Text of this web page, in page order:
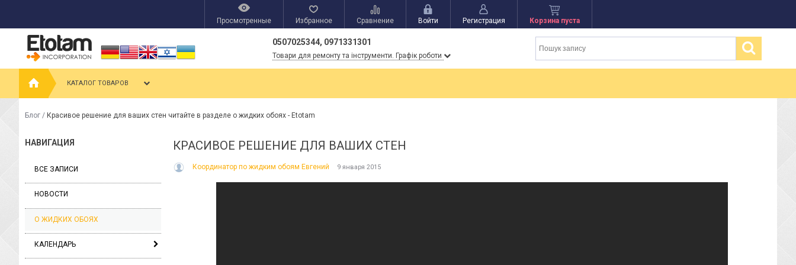
Просмотренные Избранное Сравнение Войти Регистрация Корзина пуста
0507025344, 0971331301
Товари для ремонту та інструменти. Графік роботи
КАТАЛОГ ТОВАРОВ
Блог / Красивое решение для ваших стен читайте в разделе о жидких обоях - Etotam
НАВИГАЦИЯ
ВСЕ ЗАПИСИ
НОВОСТИ
О ЖИДКИХ ОБОЯХ
КАЛЕНДАРЬ
КРАСИВОЕ РЕШЕНИЕ ДЛЯ ВАШИХ СТЕН
Координатор по жидким обоям Евгений 9 января 2015